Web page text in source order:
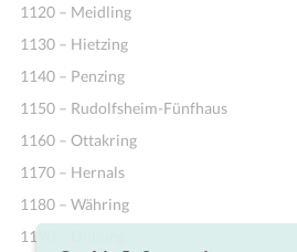
1120 – Meidling
1130 – Hietzing
1140 – Penzing
1150 – Rudolfsheim-Fünfhaus
1160 – Ottakring
1170 – Hernals
1180 – Währing
1190 – Döbling